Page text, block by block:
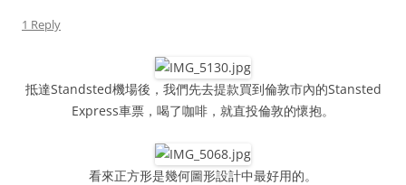
1 Reply
抵達Standsted機場後，我們先去提款買到倫敦市內的Stansted
Express車票，喝了咖啡，就直投倫敦的懷抱。
看來正方形是幾何圖形設計中最好用的。